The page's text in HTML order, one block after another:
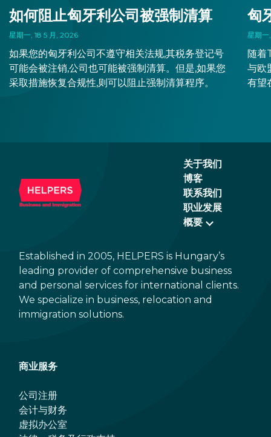
如何阻止匈牙利公司被强制清算
星期一, 18 5 月, 2026
如果您的匈牙利公司不遵守相关法规,其税务登记号
可能会被注销,公司也可能被强制清算。但是,如果您
采取措施恢复合规性,则可以阻止强制清算程序。
匈
星期
随着
与欧
有望
关于我们
博客
联系我们
职业发展
概要
Established in 2005, HELPERS is Hungary’s
leading provider of comprehensive business
and personal services for international clients.
We specialize in business, relocation and
immigration solutions.
商业服务
公司注册
会计与财务
虚拟办公室